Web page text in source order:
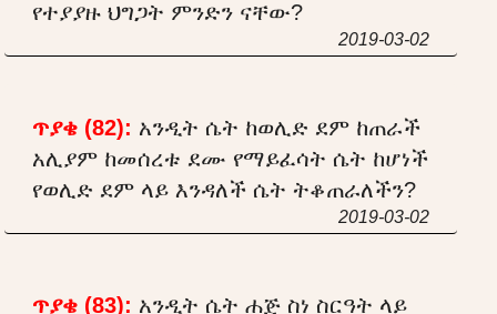
የተያያዙ ህግጋት ምንድን ናቸው?
2019-03-02
ጥያቄ (82): አንዲት ሴት ከወሊድ ደም ከጠራች
አሊያም ከመሰረቱ ደሙ የማይፈሳት ሴት ከሆነች
የወሊድ ደም ላይ እንዳለች ሴት ትቆጠራለችን?
2019-03-02
ጥያቄ (83): አንዲት ሴት ሐጅ ስነ ስርዓት ላይ